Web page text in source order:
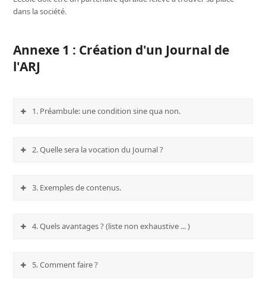
dans la société.
Annexe 1 : Création d'un Journal de
l'ARJ
1. Préambule: une condition sine qua non.
2. Quelle sera la vocation du Journal ?
3. Exemples de contenus.
4. Quels avantages ? (liste non exhaustive ... )
5. Comment faire ?